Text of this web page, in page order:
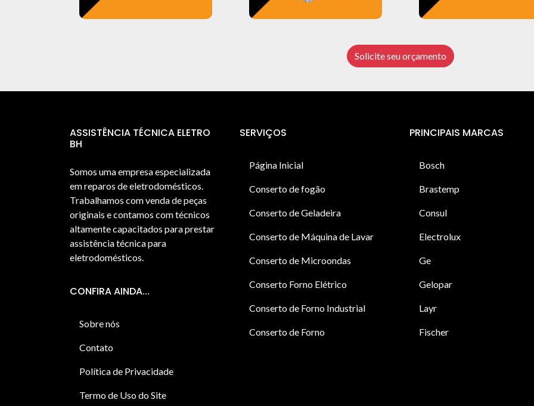
Solicite seu orçamento
ASSISTÊNCIA TÉCNICA ELETRO
BH
Somos uma empresa especializada
em reparos de eletrodomésticos.
Trabalhamos com venda de peças
originais e contamos com técnicos
altamente capacitados para prestar
assistência técnica para
eletrodomésticos.
CONFIRA AINDA...
Sobre nós
Contato
Política de Privacidade
Termo de Uso do Site
SERVIÇOS
Página Inicial
Conserto de fogão
Conserto de Geladeira
Conserto de Máquina de Lavar
Conserto de Microondas
Conserto Forno Elétrico
Conserto de Forno Industrial
Conserto de Forno
PRINCIPAIS MARCAS
Bosch
Brastemp
Consul
Electrolux
Ge
Gelopar
Layr
Fischer